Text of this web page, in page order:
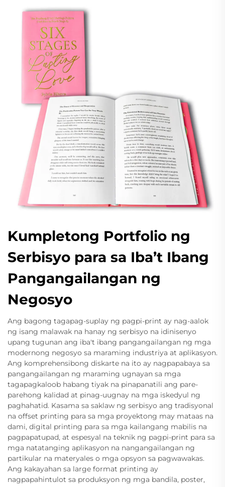
Kumpletong Portfolio ng
Serbisyo para sa Iba’t Ibang
Pangangailangan ng
Negosyo
Ang bagong tagapag-suplay ng pagpi-print ay nag-aalok
ng isang malawak na hanay ng serbisyo na idinisenyo
upang tugunan ang iba't ibang pangangailangan ng mga
modernong negosyo sa maraming industriya at aplikasyon.
Ang komprehensibong diskarte na ito ay nagpapabaya sa
pangangailangan ng maraming ugnayan sa mga
tagapagkaloob habang tiyak na pinapanatili ang pare-
parehong kalidad at pinag-uugnay na mga iskedyul ng
paghahatid. Kasama sa saklaw ng serbisyo ang tradisyonal
na offset printing para sa mga proyektong may mataas na
dami, digital printing para sa mga kailangang mabilis na
pagpapatupad, at espesyal na teknik ng pagpi-print para sa
mga natatanging aplikasyon na nangangailangan ng
partikular na materyales o mga opsyon sa pagwawakas.
Ang kakayahan sa large format printing ay
nagpapahintulot sa produksyon ng mga bandila, poster,